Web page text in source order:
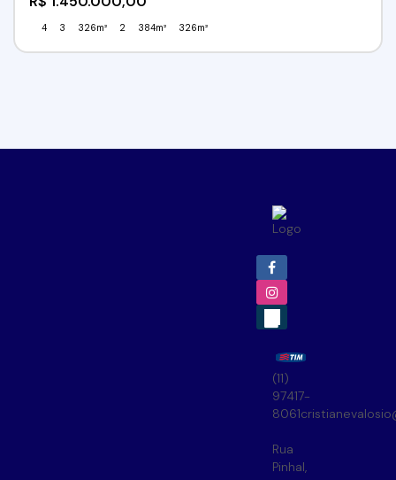
4 3 326m² 2 384m² 326m²
(11)
97417-
8061
Rua
Pinhal,